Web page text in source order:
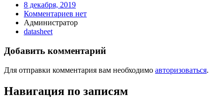
8 декабря, 2019
Комментариев нет
Администратор
datasheet
Добавить комментарий
Для отправки комментария вам необходимо авторизоваться.
Навигация по записям